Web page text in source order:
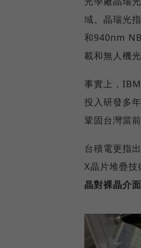
域。晶瑞光
和940nm
載和無人機
事實上，
投入研發多
鞏固台灣當
台積電更指
X晶片堆疊技
晶對裸晶介